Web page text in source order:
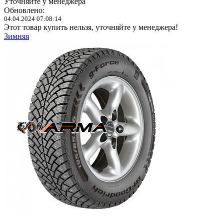
Обновлено:
04.04.2024 07:08:14
Этот товар купить нельзя, уточняйте у менеджера!
Зимняя